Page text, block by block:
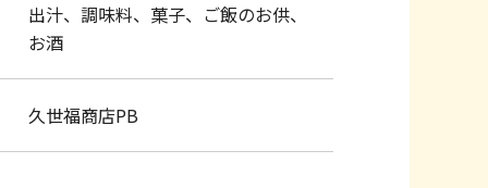
出汁、調味料、菓子、ご飯のお供、
お酒
久世福商店PB